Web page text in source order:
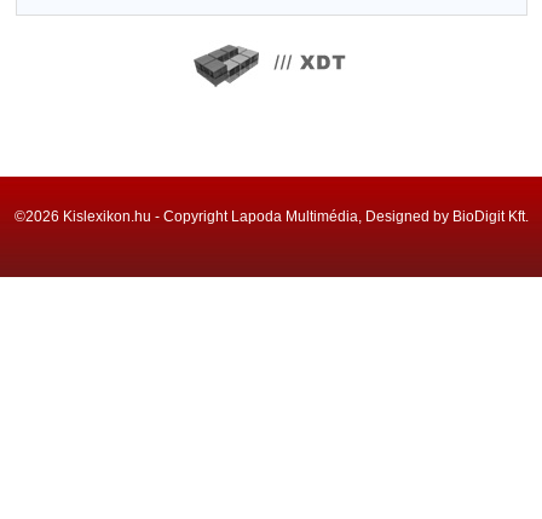
©2026 Kislexikon.hu - Copyright Lapoda Multimédia, Designed by BioDigit Kft.